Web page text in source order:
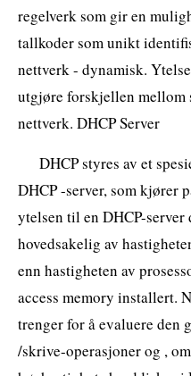
regelverk som gir en
tallkoder som unikt
nettverk - dynamisk.
utgjøre forskjellen mellom
nettverk. DHCP Server
DHCP styres av et
DHCP -server, som kjører
ytelsen til en DHCP-server
hovedsakelig av
enn hastigheten av
access memory installert.
trenger for å evaluere den
/skrive-operasjoner og ,